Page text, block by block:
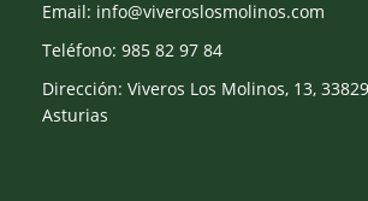
Email: info@viveroslosmolinos.com
Teléfono: 985 82 97 84
Dirección: Viveros Los Molinos, 13,
Asturias